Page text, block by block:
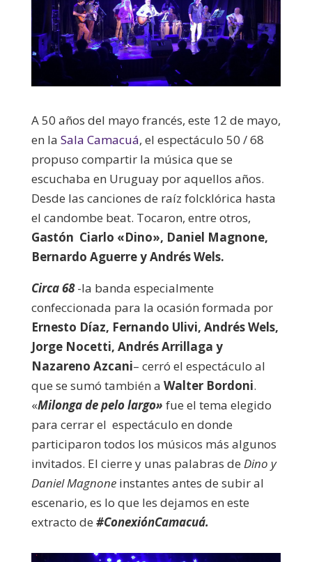
A 50 años del mayo francés, este 12 de mayo,
en la Sala Camacuá, el espectáculo 50 / 68
propuso compartir la música que se
escuchaba en Uruguay por aquellos años.
Desde las canciones de raíz folcklórica hasta
el candombe beat. Tocaron, entre otros,
Gastón Ciarlo «Dino», Daniel Magnone,
Bernardo Aguerre y Andrés Wels.
Circa 68-la banda especialmente
confeccionada para la ocasión formada por
Ernesto Díaz, Fernando Ulivi, Andrés Wels,
Jorge Nocetti, Andrés Arrillaga y
Nazareno Azcani– cerró el espectáculo al
que se sumó también a Walter Bordoni.
«Milonga de pelo largo» fue el tema elegido
para cerrar el espectáculo en donde
participaron todos los músicos más algunos
invitados. El cierre y unas palabras de Dino y
Daniel Magnoneinstantes antes de subir al
escenario, es lo que les dejamos en este
extracto de #ConexiónCamacuá.